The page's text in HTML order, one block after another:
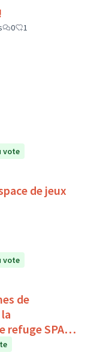
0
1
vote
de jeux
vote
de
refuge SPA